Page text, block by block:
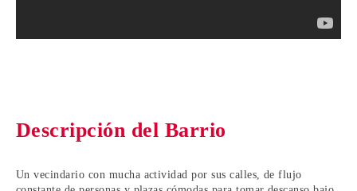
Descripción del Barrio
Un vecindario con mucha actividad por sus calles, de flujo